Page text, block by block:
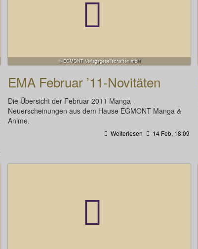
© EGMONT Verlagsgesellschaften mbH
EMA Februar ’11-Novitäten
Die Übersicht der Februar 2011 Manga-
Neuerscheinungen aus dem Hause EGMONT Manga &
Anime.
Weiterlesen 14 Feb, 18:09